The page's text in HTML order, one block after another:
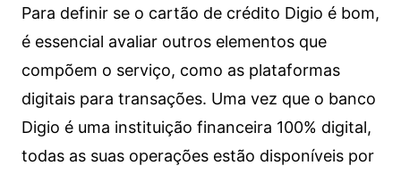
Para definir se o cartão de crédito Digio é bom,
é essencial avaliar outros elementos que
compõem o serviço, como as plataformas
digitais para transações. Uma vez que o banco
Digio é uma instituição financeira 100% digital,
todas as suas operações estão disponíveis por